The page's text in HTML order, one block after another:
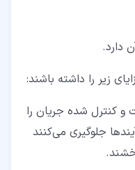
دارد.
زیر را داشته باشند:
و کنترل شده جریان را
جلوگیری می‌کنند